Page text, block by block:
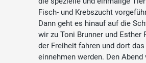
Fisch- und Krebszucht
Dann geht es hinauf auf die
wir zu Toni Brunner und Esther
der Freiheit fahren und dort
einnehmen werden. Den Abend